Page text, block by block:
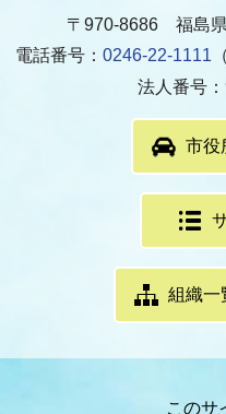
〒970-8686 福島
電話番号： 0246-22-1111
法人番号
市役
組織一
このサ